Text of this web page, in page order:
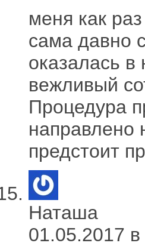
меня как
сама давно
оказалась
вежливый
Процедура
направлено
предстоит
Наташа
01.05.2017 в